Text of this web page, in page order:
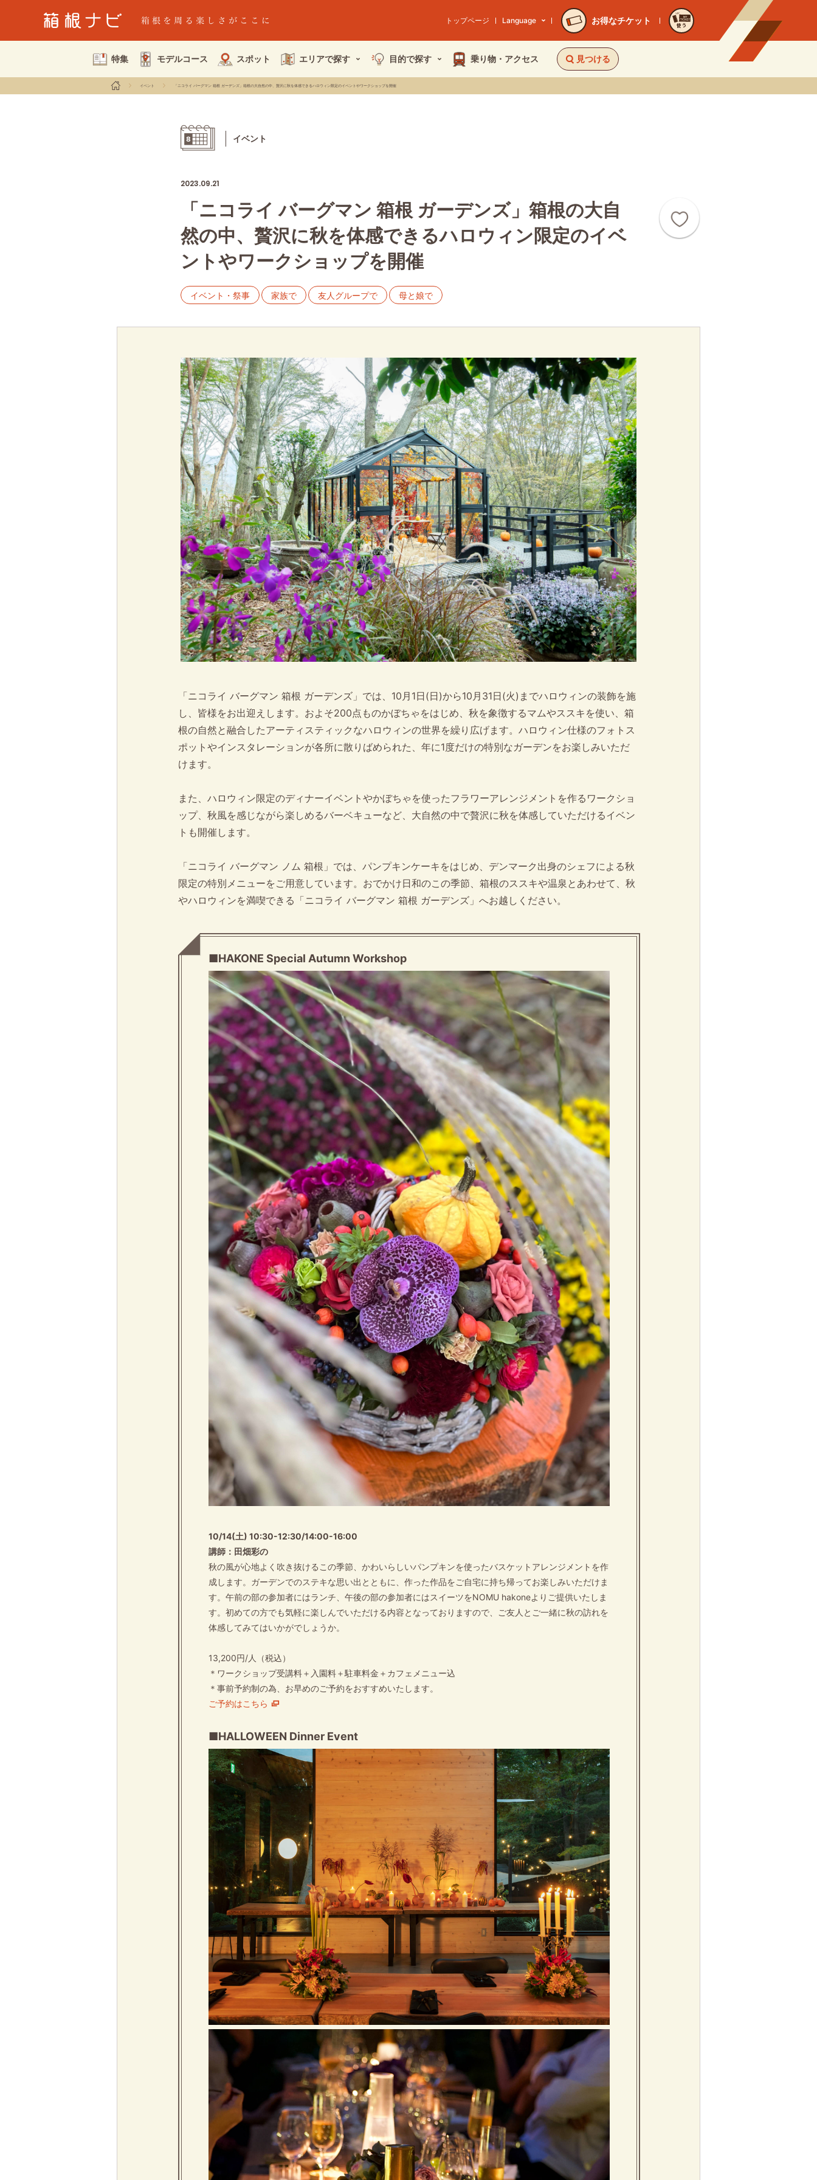
トップページ Language お得なチケット
使う
特集 モデルコース スポット エリアで探す 目的で探す 乗り物・ アクセス 見つける
イベント 「ニコライ バーグマン 箱根 ガーデンズ」箱根の大自然の中、贅沢に秋を体感できるハロウィン限定のイベントやワークショップを開催
イベント
2023.09.21
「ニコライ バーグマン 箱根 ガーデンズ」箱根の大自
然の中、贅沢に秋を体感できるハロウィン限定のイベ
ントやワークショップを開催
イベント・祭事 家族で 友人グループで 母と娘で
「ニコライ バーグマン 箱根 ガーデンズ」では、10月1日(日)から10月31日(火)までハロウィンの装飾を施
し、皆様をお出迎えします。およそ200点ものかぼちゃをはじめ、秋を象徴するマムやススキを使い、箱
根の自然と融合したアーティスティックなハロウィンの世界を繰り広げます。ハロウィン仕様のフォトス
ポットやインスタレーションが各所に散りばめられた、年に1度だけの特別なガーデンをお楽しみいただ
けます。
また、ハロウィン限定のディナーイベントやかぼちゃを使ったフラワーアレンジメントを作るワークショ
ップ、秋風を感じながら楽しめるバーベキューなど、大自然の中で贅沢に秋を体感していただけるイベン
トも開催します。
「ニコライ バーグマン ノム 箱根」では、パンプキンケーキをはじめ、デンマーク出身のシェフによる秋
限定の特別メニューをご用意しています。おでかけ日和のこの季節、箱根のススキや温泉とあわせて、秋
やハロウィンを満喫できる「ニコライ バーグマン 箱根 ガーデンズ」へお越しください。
■HAKONE Special Autumn Workshop
10/14(土) 10:30-12:30/14:00-16:00
講師：田畑彩の
秋の風が心地よく吹き抜けるこの季節、かわいらしいパンプキンを使ったバスケットアレンジメントを作
成します。ガーデンでのステキな思い出とともに、作った作品をご自宅に持ち帰ってお楽しみいただけま
す。午前の部の参加者にはランチ、午後の部の参加者にはスイーツをNOMU hakoneよりご提供いたしま
す。初めての方でも気軽に楽しんでいただける内容となっておりますので、ご友人とご一緒に秋の訪れを
体感してみてはいかがでしょうか。
13,200円/人（税込）
＊ワークショップ受講料＋入園料＋駐車料金＋カフェメニュー込
＊事前予約制の為、お早めのご予約をおすすめいたします。
ご予約はこちら
■HALLOWEEN Dinner Event